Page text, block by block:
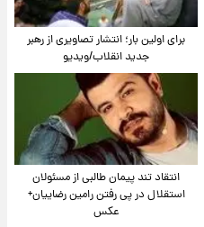
برای اولین بار؛ انتشار تصاویری از رهبر
جدید انقلاب/ویدیو
انتقاد تند پیمان طالبی از مسئولان
استقلال در پی رفتن رامین رضاییان+
عکس